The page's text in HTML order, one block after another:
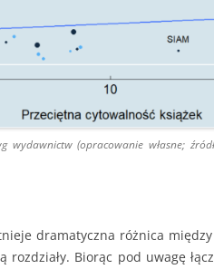
wydawnictw (opracowanie własne;
dramatyczna różnica
Biorąc pod uwagę